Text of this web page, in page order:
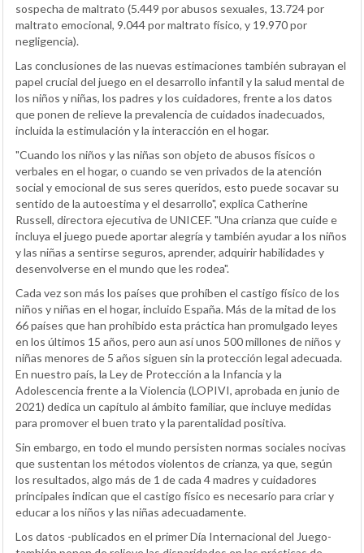
sospecha de maltrato (5.449 por abusos sexuales, 13.724 por
maltrato emocional, 9.044 por maltrato físico, y 19.970 por
negligencia).
Las conclusiones de las nuevas estimaciones también subrayan el
papel crucial del juego en el desarrollo infantil y la salud mental de
los niños y niñas, los padres y los cuidadores, frente a los datos
que ponen de relieve la prevalencia de cuidados inadecuados,
incluida la estimulación y la interacción en el hogar.
"Cuando los niños y las niñas son objeto de abusos físicos o
verbales en el hogar, o cuando se ven privados de la atención
social y emocional de sus seres queridos, esto puede socavar su
sentido de la autoestima y el desarrollo", explica Catherine
Russell, directora ejecutiva de UNICEF. "Una crianza que cuide e
incluya el juego puede aportar alegría y también ayudar a los niños
y las niñas a sentirse seguros, aprender, adquirir habilidades y
desenvolverse en el mundo que les rodea".
Cada vez son más los países que prohíben el castigo físico de los
niños y niñas en el hogar, incluido España. Más de la mitad de los
66 países que han prohibido esta práctica han promulgado leyes
en los últimos 15 años, pero aun así unos 500 millones de niños y
niñas menores de 5 años siguen sin la protección legal adecuada.
En nuestro país, la Ley de Protección a la Infancia y la
Adolescencia frente a la Violencia (LOPIVI, aprobada en junio de
2021) dedica un capítulo al ámbito familiar, que incluye medidas
para promover el buen trato y la parentalidad positiva.
Sin embargo, en todo el mundo persisten normas sociales nocivas
que sustentan los métodos violentos de crianza, ya que, según
los resultados, algo más de 1 de cada 4 madres y cuidadores
principales indican que el castigo físico es necesario para criar y
educar a los niños y las niñas adecuadamente.
Los datos -publicados en el primer Día Internacional del Juego-